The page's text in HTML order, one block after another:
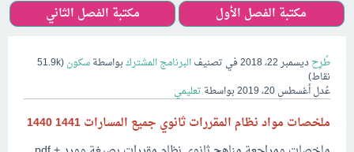
مكتبة الفصل الأول مكتبة الفصل الثاني
طُرِحديسمبر 22، 2018 في تصنيفالبرنامج المشتركبواسطةسكون(
51.9k
نقاط)
عُدلأغسطس 20، 2019 بواسطة تعليمي
ملخصات مواد نظام المقررات ثانوي جميع المسارات 1441 1440